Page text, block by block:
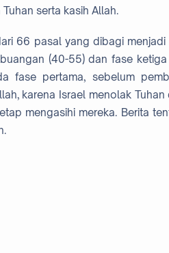
serta kasih Allah.
66 pasal yang dibagi
(40-55) dan fase
fase pertama, sebelum
karena Israel menolak
mengasihi mereka. Berita